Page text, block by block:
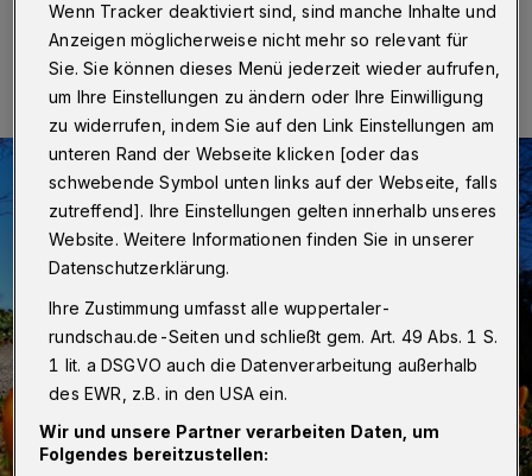
18.03.2025 , 16:30 Uhr Eine Minute Lesezeit
Wenn Tracker deaktiviert sind, sind manche Inhalte und
Anzeigen möglicherweise nicht mehr so relevant für
Sie. Sie können dieses Menü jederzeit wieder aufrufen,
um Ihre Einstellungen zu ändern oder Ihre Einwilligung
zu widerrufen, indem Sie auf den Link Einstellungen am
unteren Rand der Webseite klicken [oder das
schwebende Symbol unten links auf der Webseite, falls
zutreffend]. Ihre Einstellungen gelten innerhalb unseres
Website. Weitere Informationen finden Sie in unserer
Datenschutzerklärung.
Ihre Zustimmung umfasst alle wuppertaler-
rundschau.de-Seiten und schließt gem. Art. 49 Abs. 1 S.
1 lit. a DSGVO auch die Datenverarbeitung außerhalb
des EWR, z.B. in den USA ein.
Wir und unsere Partner verarbeiten Daten, um
Folgendes bereitzustellen: